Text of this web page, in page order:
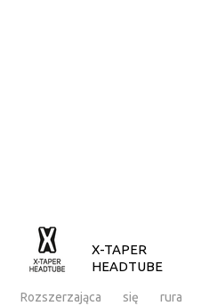
X-TAPER
HEADTUBE
Rozszerzająca się rura